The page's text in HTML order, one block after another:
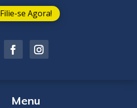
Filie-se Agora!
Menu